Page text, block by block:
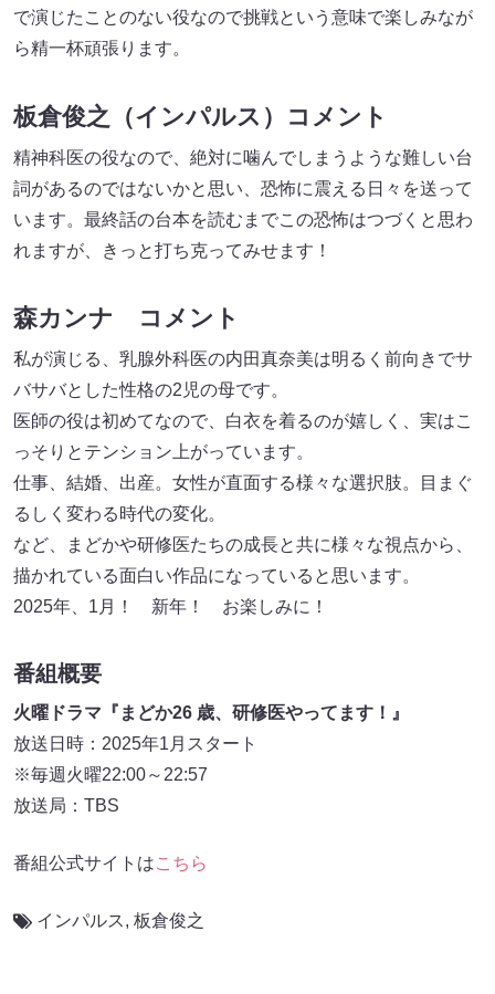
で演じたことのない役なので挑戦という意味で楽しみなが
ら精一杯頑張ります。
板倉俊之（インパルス）コメント
精神科医の役なので、絶対に噛んでしまうような難しい台
詞があるのではないかと思い、恐怖に震える日々を送って
います。最終話の台本を読むまでこの恐怖はつづくと思わ
れますが、きっと打ち克ってみせます！
森カンナ コメント
私が演じる、乳腺外科医の内田真奈美は明るく前向きでサ
バサバとした性格の2児の母です。
医師の役は初めてなので、白衣を着るのが嬉しく、実はこ
っそりとテンション上がっています。
仕事、結婚、出産。女性が直面する様々な選択肢。目まぐ
るしく変わる時代の変化。
など、まどかや研修医たちの成長と共に様々な視点から、
描かれている面白い作品になっていると思います。
2025年、1月！ 新年！ お楽しみに！
番組概要
火曜ドラマ『まどか26 歳、研修医やってます！』
放送日時：2025年1月スタート
※毎週火曜22:00～22:57
放送局：TBS
番組公式サイトはこちら
インパルス, 板倉俊之